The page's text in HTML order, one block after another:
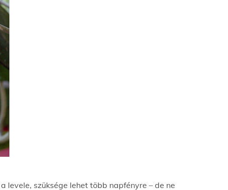
levele, szüksége lehet több napfényre – de ne